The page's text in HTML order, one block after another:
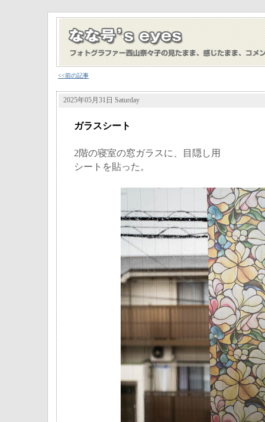
<<前の記事
2025年05月31日 Saturday
ガラスシート
2階の寝室の窓ガラスに、目隠し用
シートを貼った。